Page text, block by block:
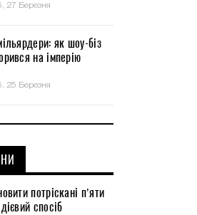
27 Березня
як шоу-біз
на імперію
25 Березня
потріскані п’яти
спосіб